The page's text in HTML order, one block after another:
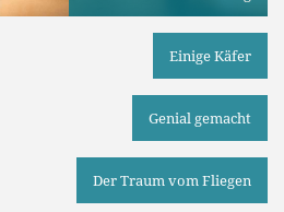
Einige Käfer
Genial gemacht
Der Traum vom Fliegen